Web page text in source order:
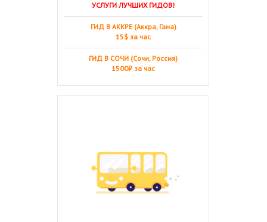
УСЛУГИ ЛУЧШИХ ГИДОВ!
ГИД В АККРЕ (Аккра, Гана)
15$ за час
ГИД В СОЧИ (Сочи, Россия)
1500₽ за час